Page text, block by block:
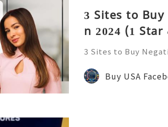
3 Sites to
n 2024 (1 Star
3 Sites to Buy
ystems act as
es consumer behav
Buy USA